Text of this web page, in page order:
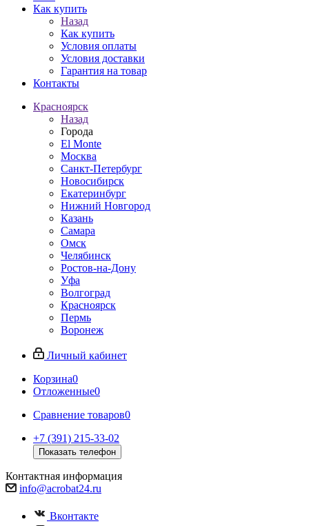
Как купить
Назад
Как купить
Условия оплаты
Условия доставки
Гарантия на товар
Контакты
Красноярск
Назад
Города
El Monte
Москва
Санкт-Петербург
Новосибирск
Екатеринбург
Нижний Новгород
Казань
Самара
Омск
Челябинск
Ростов-на-Дону
Уфа
Волгоград
Красноярск
Пермь
Воронеж
Личный кабинет
Корзина0
Отложенные0
Сравнение товаров0
+7 (391) 215-33-02
Показать телефон
Контактная информация
info@acrobat24.ru
Вконтакте